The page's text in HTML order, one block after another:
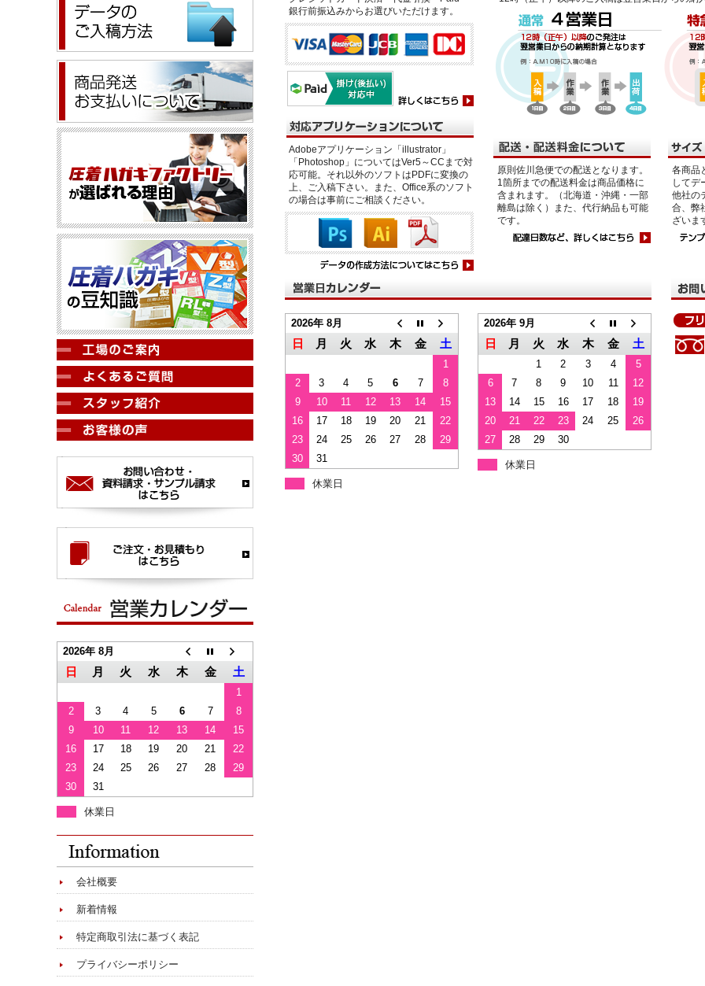
銀行前振込みからお選びいただけます。
Adobeアプリケーション「illustrator」
「Photoshop」についてはVer5～CCまで対
応可能。それ以外のソフトはPDFに変換の
上、ご入稿下さい。また、Office系のソフト
の場合は事前にご相談ください。
原則佐川急便での配送となります。
1箇所までの配送料金は商品価格に
含まれます。（北海道・沖縄・一部
離島は除く）また、代行納品も可能
です。
各商品
してデ
他社の
合、弊
ざいま
2026年 8月
日 月 火 水 木 金 土
1
2
3 4 5 6 7
8
9
10 11 12 13 14
15
16
17 18 19 20 21
22
23
24 25 26 27 28
29
30
31
休業日
2026年 9月
日 月 火 水 木 金 土
1 2 3 4
5
6
7 8 9 10 11
12
13
14 15 16 17 18
19
20
21 22 23 24 25
26
27
28 29 30
休業日
2026年 8月
日 月 火 水 木 金 土
1
2
3 4 5 6 7
8
9
10 11 12 13 14
15
16
17 18 19 20 21
22
23
24 25 26 27 28
29
30
31
休業日
会社概要
新着情報
特定商取引法に基づく表記
プライバシーポリシー